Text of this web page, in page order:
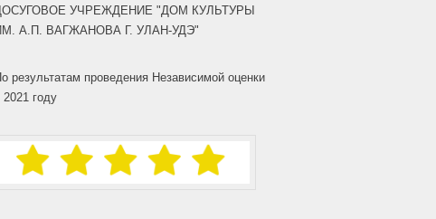
УЧРЕЖДЕНИЕ "ДОМ КУЛЬТУРЫ
А.П. ВАГЖАНОВА Г. УЛАН-УДЭ"
результатам проведения Независимой оценки
2021 году